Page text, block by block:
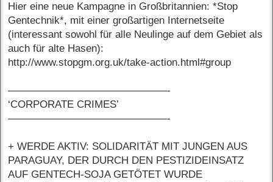
Hier eine neue Kampagne in Großbritannien: *Stop
Gentechnik*, mit einer großartigen Internetseite
(interessant sowohl für alle Neulinge auf dem Gebiet als
auch für alte Hasen):
http://www.stopgm.org.uk/take-action.html#group
–––––––––––––––––––––––––––––-
‘CORPORATE CRIMES’
–––––––––––––––––––––––––––––-
+ WERDE AKTIV: SOLIDARITÄT MIT JUNGEN AUS
PARAGUAY, DER DURCH DEN PESTIZIDEINSATZ
AUF GENTECH-SOJA GETÖTET WURDE